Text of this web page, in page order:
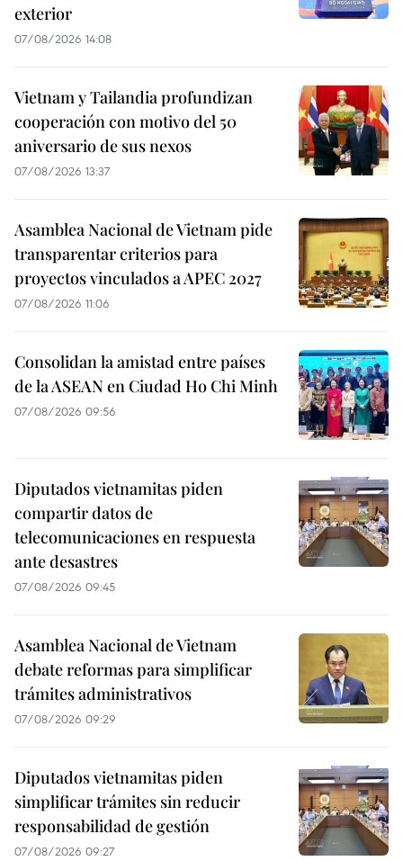
exterior
07/08/2026 14:08
Vietnam y Tailandia profundizan
cooperación con motivo del 50
aniversario de sus nexos
07/08/2026 13:37
Asamblea Nacional de Vietnam pide
transparentar criterios para
proyectos vinculados a APEC 2027
07/08/2026 11:06
Consolidan la amistad entre países
de la ASEAN en Ciudad Ho Chi Minh
07/08/2026 09:56
Diputados vietnamitas piden
compartir datos de
telecomunicaciones en respuesta
ante desastres
07/08/2026 09:45
Asamblea Nacional de Vietnam
debate reformas para simplificar
trámites administrativos
07/08/2026 09:29
Diputados vietnamitas piden
simplificar trámites sin reducir
responsabilidad de gestión
07/08/2026 09:27